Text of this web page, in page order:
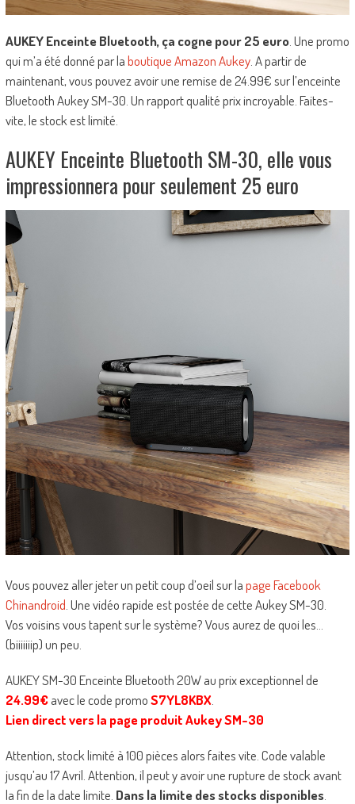
AUKEY Enceinte Bluetooth, ça cogne pour 25 euro. Une promo
qui m’a été donné par laboutique Amazon Aukey. A partir de
maintenant, vous pouvez avoir une remise de 24.99€ sur l’enceinte
Bluetooth Aukey SM-30. Un rapport qualité prix incroyable. Faites-
vite, le stock est limité.
AUKEY Enceinte Bluetooth SM-30, elle vous
impressionnera pour seulement 25 euro
Vous pouvez aller jeter un petit coup d’oeil sur lapage Facebook
Chinandroid . Une vidéo rapide est postée de cette Aukey SM-30.
Vos voisins vous tapent sur le système? Vous aurez de quoi les…
(biiiiiiip) un peu.
AUKEY SM-30 Enceinte Bluetooth 20W au prix exceptionnel de
24.99€avec le code promoS7YL8KBX.
Lien direct vers la page produit Aukey SM-30
Attention, stock limité à 100 pièces alors faites vite. Code valable
jusqu’au 17 Avril. Attention, il peut y avoir une rupture de stock avant
la fin de la date limite. Dans la limite des stocks disponibles.